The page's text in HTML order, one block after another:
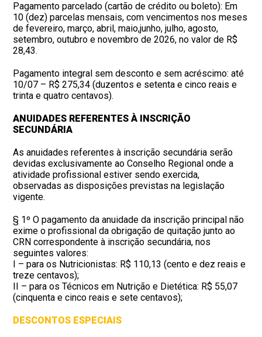
Pagamento parcelado (cartão de crédito ou boleto): Em
10 (dez) parcelas mensais, com vencimentos nos meses
de fevereiro, março, abril, maio,junho, julho, agosto,
setembro, outubro e novembro de 2026, no valor de R$
28,43.
Pagamento integral sem desconto e sem acréscimo: até
10/07 – R$ 275,34 (duzentos e setenta e cinco reais e
trinta e quatro centavos).
ANUIDADES REFERENTES À INSCRIÇÃO
SECUNDÁRIA
As anuidades referentes à inscrição secundária serão
devidas exclusivamente ao Conselho Regional onde a
atividade profissional estiver sendo exercida,
observadas as disposições previstas na legislação
vigente.
§ 1º O pagamento da anuidade da inscrição principal não
exime o profissional da obrigação de quitação junto ao
CRN correspondente à inscrição secundária, nos
seguintes valores:
I – para os Nutricionistas: R$ 110,13 (cento e dez reais e
treze centavos);
II – para os Técnicos em Nutrição e Dietética: R$ 55,07
(cinquenta e cinco reais e sete centavos);
DESCONTOS ESPECIAIS